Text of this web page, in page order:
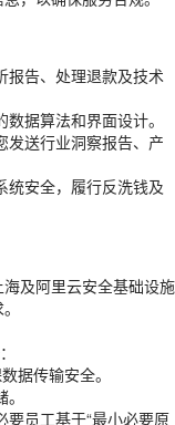
报告、处理退款及技术
据算法和界面设计。
发送行业洞察报告、产
统安全，履行反洗钱及
及阿里云安全基础设施
据传输安全。
员工基于“最小必要原